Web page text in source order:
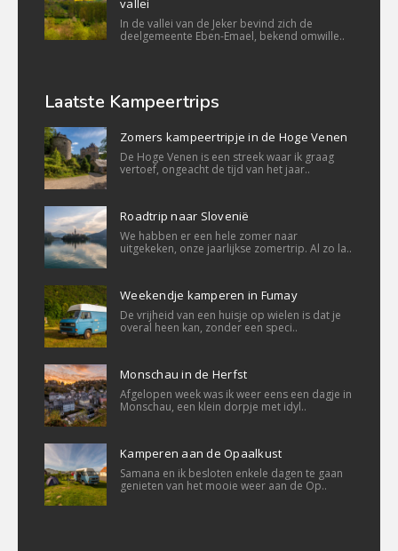
vallei
In de vallei van de Jeker bevind zich de
deelgemeente Eben-Emael, bekend omwille..
Laatste Kampeertrips
Zomers kampeertripje in de Hoge Venen
De Hoge Venen is een streek waar ik graag
vertoef, ongeacht de tijd van het jaar..
Roadtrip naar Slovenië
We habben er een hele zomer naar
uitgekeken, onze jaarlijkse zomertrip. Al zo la..
Weekendje kamperen in Fumay
De vrijheid van een huisje op wielen is dat je
overal heen kan, zonder een speci..
Monschau in de Herfst
Afgelopen week was ik weer eens een dagje in
Monschau, een klein dorpje met idyl..
Kamperen aan de Opaalkust
Samana en ik besloten enkele dagen te gaan
genieten van het mooie weer aan de Op..